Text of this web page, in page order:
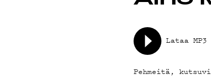
Lataa MP3
Pehmeitä,